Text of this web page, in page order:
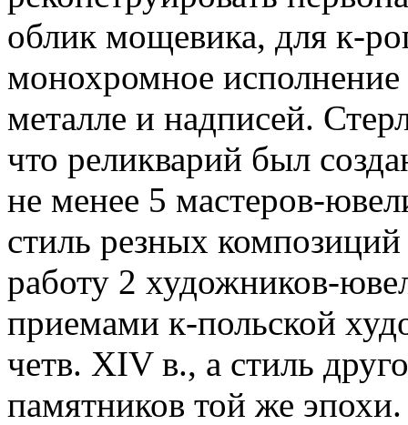
облик мощевика, для к-
монохромное
металле и надписей.
что реликварий был
не менее 5 мастеров-
стиль резных композиций
работу 2 художников-
приемами к-польской
четв. XIV в., а стиль
памятников той же эпохи.